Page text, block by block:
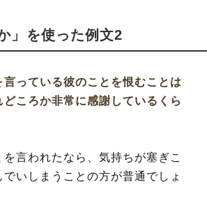
」を使った例文2
言っている彼のことを恨むことは
ころか非常に感謝しているくら
言われたなら、気持ちが塞ぎこ
いしまうことの方が普通でしょ